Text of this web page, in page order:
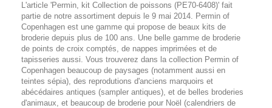
L'article 'Permin, kit Collection de poissons (PE70-6408)' fait
partie de notre assortiment depuis le 9 mai 2014. Permin of
Copenhagen est une gamme qui propose de beaux kits de
broderie depuis plus de 100 ans. Une belle gamme de broderie
de points de croix comptés, de nappes imprimées et de
tapisseries aussi. Vous trouverez dans la collection Permin of
Copenhagen beaucoup de paysages (notamment aussi en
teintes sépia), des reprodutions d'anciens marquoirs et
abécédaires antiques (sampler antiques), et de belles broderies
d'animaux, et beaucoup de broderie pour Noël (calendriers de